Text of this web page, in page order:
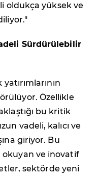
oldukça yüksek ve
Sürdürülebilir
Özellikle
bu kritik
vadeli, kalıcı ve
giriyor. Bu
ve inovatif
sektörde yeni